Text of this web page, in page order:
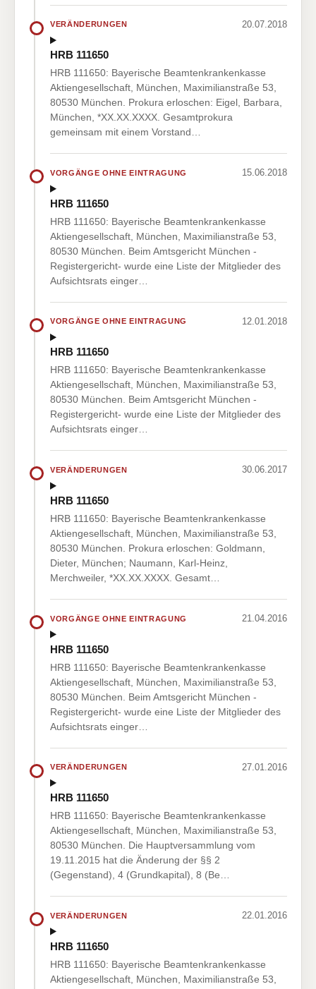
VERÄNDERUNGEN 20.07.2018
HRB 111650
HRB 111650: Bayerische Beamtenkrankenkasse
Aktiengesellschaft, München, Maximilianstraße 53,
80530 München. Prokura erloschen: Eigel, Barbara,
München, *XX.XX.XXXX. Gesamtprokura
gemeinsam mit einem Vorstand…
VORGÄNGE OHNE EINTRAGUNG 15.06.2018
HRB 111650
HRB 111650: Bayerische Beamtenkrankenkasse
Aktiengesellschaft, München, Maximilianstraße 53,
80530 München. Beim Amtsgericht München -
Registergericht- wurde eine Liste der Mitglieder des
Aufsichtsrats einger…
VORGÄNGE OHNE EINTRAGUNG 12.01.2018
HRB 111650
HRB 111650: Bayerische Beamtenkrankenkasse
Aktiengesellschaft, München, Maximilianstraße 53,
80530 München. Beim Amtsgericht München -
Registergericht- wurde eine Liste der Mitglieder des
Aufsichtsrats einger…
VERÄNDERUNGEN 30.06.2017
HRB 111650
HRB 111650: Bayerische Beamtenkrankenkasse
Aktiengesellschaft, München, Maximilianstraße 53,
80530 München. Prokura erloschen: Goldmann,
Dieter, München; Naumann, Karl-Heinz,
Merchweiler, *XX.XX.XXXX. Gesamt…
VORGÄNGE OHNE EINTRAGUNG 21.04.2016
HRB 111650
HRB 111650: Bayerische Beamtenkrankenkasse
Aktiengesellschaft, München, Maximilianstraße 53,
80530 München. Beim Amtsgericht München -
Registergericht- wurde eine Liste der Mitglieder des
Aufsichtsrats einger…
VERÄNDERUNGEN 27.01.2016
HRB 111650
HRB 111650: Bayerische Beamtenkrankenkasse
Aktiengesellschaft, München, Maximilianstraße 53,
80530 München. Die Hauptversammlung vom
19.11.2015 hat die Änderung der §§ 2
(Gegenstand), 4 (Grundkapital), 8 (Be…
VERÄNDERUNGEN 22.01.2016
HRB 111650
HRB 111650: Bayerische Beamtenkrankenkasse
Aktiengesellschaft, München, Maximilianstraße 53,